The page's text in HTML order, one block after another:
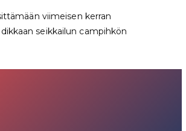
viimeisen kerran
seikkailun campihkön